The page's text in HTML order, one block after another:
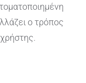
ο τρόπος